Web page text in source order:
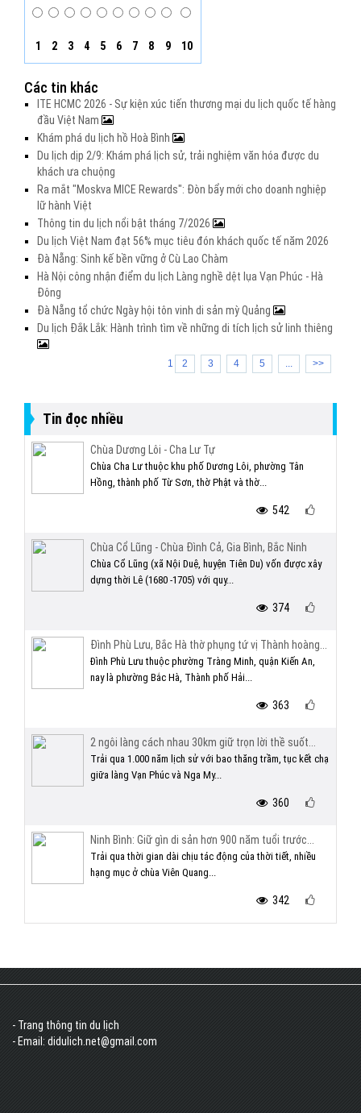
1 2 3 4 5 6 7 8 9 10
Các tin khác
ITE HCMC 2026 - Sự kiện xúc tiến thương mại du lịch quốc tế hàng
đầu Việt Nam
Khám phá du lịch hồ Hoà Bình
Du lịch dịp 2/9: Khám phá lịch sử, trải nghiệm văn hóa được du
khách ưa chuộng
Ra mắt "Moskva MICE Rewards": Đòn bẩy mới cho doanh nghiệp
lữ hành Việt
Thông tin du lịch nổi bật tháng 7/2026
Du lịch Việt Nam đạt 56% mục tiêu đón khách quốc tế năm 2026
Đà Nẵng: Sinh kế bền vững ở Cù Lao Chàm
Hà Nội công nhận điểm du lịch Làng nghề dệt lụa Vạn Phúc - Hà
Đông
Đà Nẵng tổ chức Ngày hội tôn vinh di sản mỳ Quảng
Du lịch Đắk Lắk: Hành trình tìm về những di tích lịch sử linh thiêng
1 2 3 4 5 ... >>
Tin đọc nhiều
Chùa Dương Lôi - Cha Lư Tự
Chùa Cha Lư thuộc khu phố Dương Lôi, phường Tân
Hồng, thành phố Từ Sơn, thờ Phật và thờ...
542
Chùa Cổ Lũng - Chùa Đình Cả, Gia Bình, Bắc Ninh
Chùa Cổ Lũng (xã Nội Duệ, huyện Tiên Du) vốn được xây
dựng thời Lê (1680 -1705) với quy...
374
Đình Phù Lưu, Bắc Hà thờ phụng tứ vị Thành hoàng...
Đình Phù Lưu thuộc phường Tràng Minh, quận Kiến An,
nay là phường Bắc Hà, Thành phố Hải...
363
2 ngôi làng cách nhau 30km giữ trọn lời thề suốt...
Trải qua 1.000 năm lịch sử với bao thăng trầm, tục kết chạ
giữa làng Vạn Phúc và Nga My...
360
Ninh Bình: Giữ gìn di sản hơn 900 năm tuổi trước...
Trải qua thời gian dài chịu tác động của thời tiết, nhiều
hạng mục ở chùa Viên Quang...
342
- Trang thông tin du lịch
- Email: didulich.net@gmail.com